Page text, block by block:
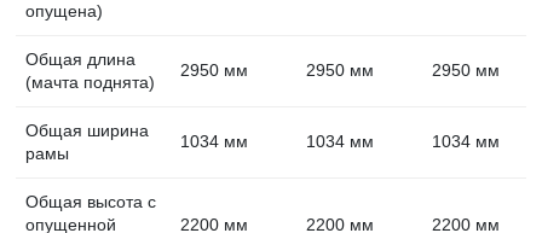
опущена)
Общая длина
(мачта поднята)
2950 мм 2950 мм 2950 мм
Общая ширина
рамы
1034 мм 1034 мм 1034 мм
Общая высота с
опущенной
2200 мм 2200 мм 2200 мм